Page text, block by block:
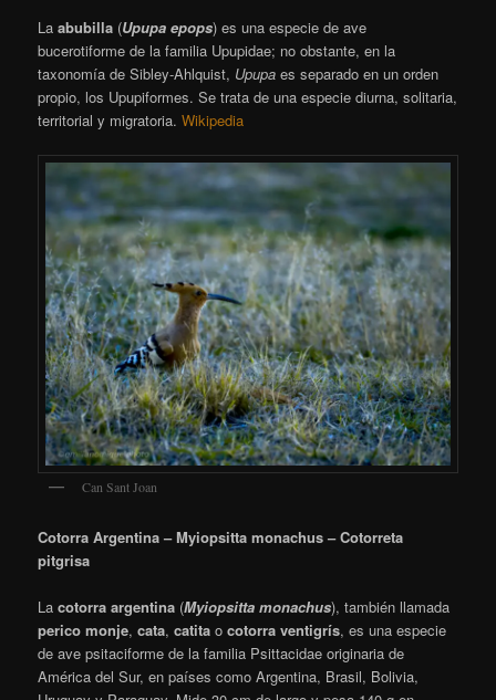
Laabubilla ​ (Upupa epops) es una especie de ave
bucerotiforme de la familia Upupidae; no obstante, en la
taxonomía de Sibley-Ahlquist, Upupa es separado en un orden
propio, los Upupiformes. Se trata de una especie diurna, solitaria,
territorial y migratoria.Wikipedia
Can Sant Joan
Cotorra Argentina – Myiopsitta monachus – Cotorreta
pitgrisa
Lacotorra argentina (Myiopsitta monachus), también llamada
perico monje,cata,catita ocotorra ventigrís, es una especie
de ave psitaciforme de la familia Psittacidae originaria de
América del Sur, en países como Argentina, Brasil, Bolivia,